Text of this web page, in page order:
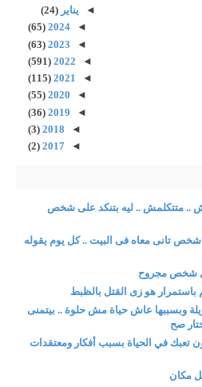
◄ يناير(24)
◄
2024
(65)
◄
2023
(63)
◄
2022
(591)
◄
2021
(115)
◄
2020
(55)
◄
2019
(36)
◄
2018
(3)
◄
2017
(2)
.. متتكلمش .. ليه بتنكد على شخص
تانى معاه فى البيت .. كل يوم يقوله
شخص مجروح
باستمرار هو زى القتل بالظبط
وبسببها عاش حياة مش حلوة .. بيتمنى
صح
في الحياة بسبب أفكار ومعتقدات
مكان